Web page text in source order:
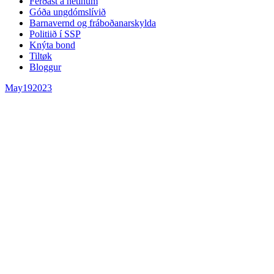
Góða ungdómslívið
Barnavernd og fráboðanarskylda
Politiið í SSP
Knýta bond
Tiltøk
Bloggur
May192023